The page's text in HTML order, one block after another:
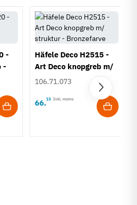
-
-
Häfele Deco H2515 -
Art Deco knopgreb m/
struktur - Bronzefarve
106.71.073
66,15 Inkl. moms